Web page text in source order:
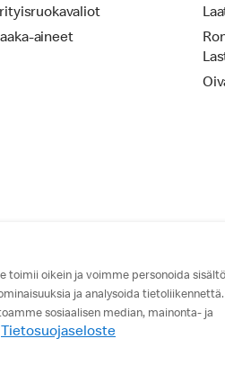
aineet
toimii oikein ja voimme personoida
ja analysoida
sosiaalisen median, mainonta- ja
Tietosuojaseloste